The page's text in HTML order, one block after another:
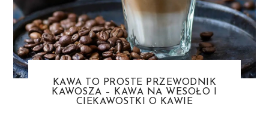
KAWA TO PROSTE PRZEWODNIK
KAWOSZA – KAWA NA WESOŁO I
CIEKAWOSTKI O KAWIE